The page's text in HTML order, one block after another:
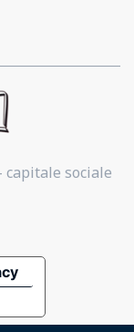
capitale sociale